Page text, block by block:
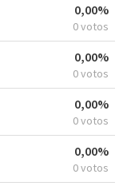
0,00%
0 votos
0,00%
0 votos
0,00%
0 votos
0,00%
0 votos